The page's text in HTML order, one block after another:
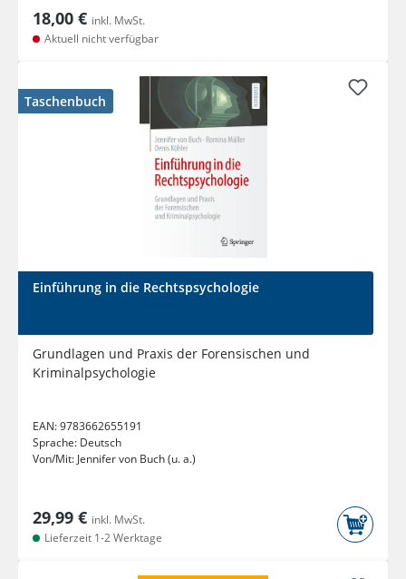
18,00 € inkl. MwSt.
Aktuell nicht verfügbar
Taschenbuch
Einführung in die Rechtspsychologie
Grundlagen und Praxis der Forensischen und
Kriminalpsychologie
EAN:9783662655191
Sprache: Deutsch
Von/Mit: Jennifer von Buch (u. a.)
29,99 € inkl. MwSt.
Lieferzeit 1-2 Werktage